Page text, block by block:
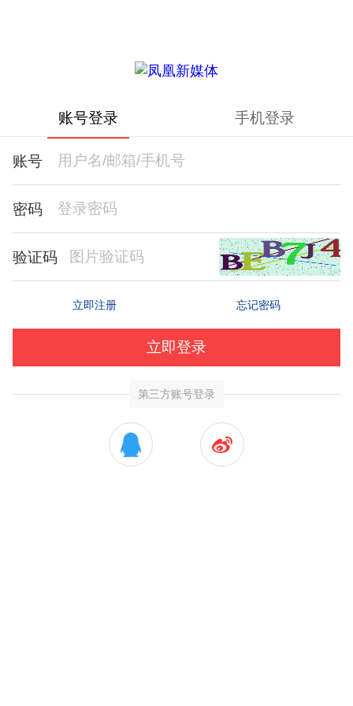
账号登录 手机登录
账号
密码
验证码
立即注册 忘记密码
立即登录
第三方账号登录